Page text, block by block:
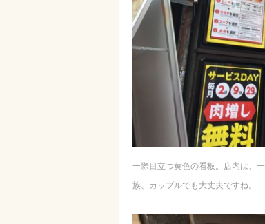
一際目立つ黄色の看板。店内は、
族、カップルでも大丈夫ですね。